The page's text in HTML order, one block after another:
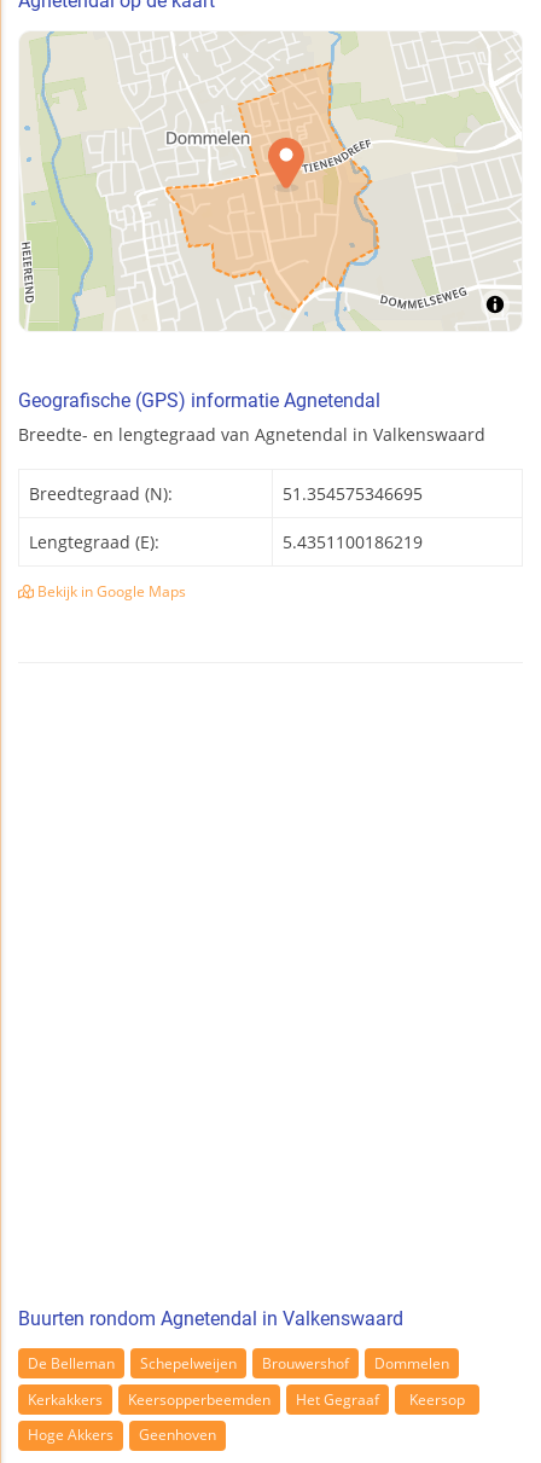
Geografische (GPS) informatie Agnetendal
Breedte- en lengtegraad van Agnetendal in Valkenswaard
Breedtegraad (N): 51.354575346695
Lengtegraad (E): 5.4351100186219
Bekijk in Google Maps
Buurten rondom Agnetendal in Valkenswaard
De Belleman Schepelweijen Brouwershof
Dommelen
Kerkakkers
Keersopperbeemden Het Gegraaf
Keersop
Hoge Akkers
Geenhoven